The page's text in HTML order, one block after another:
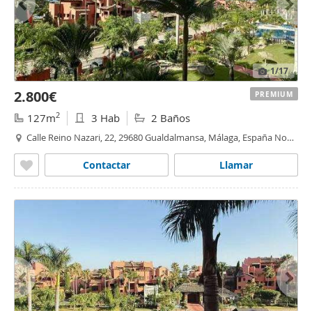
1/17
2.800€
127m2 3 Hab 2 Baños
Calle Reino Nazari, 22, 29680 Gualdalmansa, Málaga, España No
Llamar
Contactar
PREMIUM